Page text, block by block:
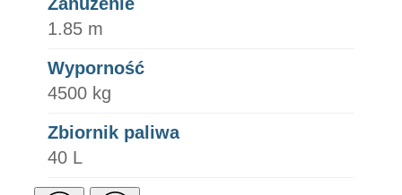
1.85 m
Wyporność
4500 kg
Zbiornik paliwa
40 L